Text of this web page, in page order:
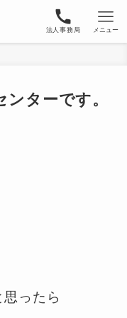
法人事務局 メニュー
ターです。
ったら